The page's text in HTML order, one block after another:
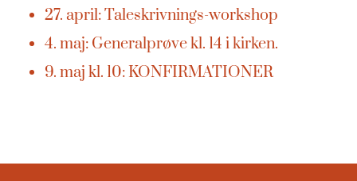
27. april: Taleskrivnings-workshop
4. maj: Generalprøve kl. 14 i kirken.
9. maj kl. 10: KONFIRMATIONER